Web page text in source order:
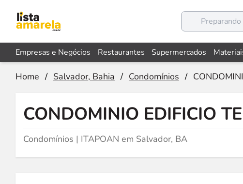
Empresas e Negócios Restaurantes Supermercados
Home / Salvador, Bahia / Condomínios /
CONDOMINIO EDIFICIO
Condomínios | ITAPOAN em Salvador, BA